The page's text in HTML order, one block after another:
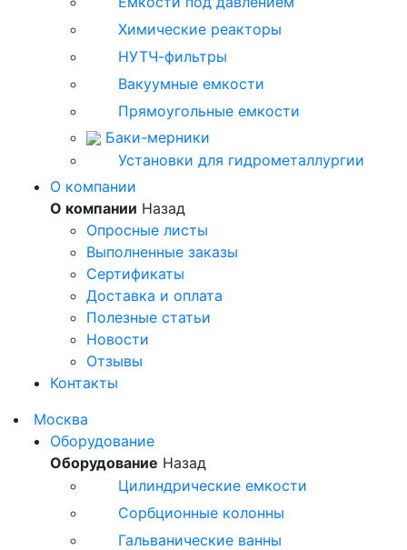
Химические реакторы
НУТЧ-фильтры
Вакуумные емкости
Прямоугольные емкости
Баки-мерники
Установки для гидрометаллургии
О компании
О компании Назад
Опросные листы
Выполненные заказы
Сертификаты
Доставка и оплата
Полезные статьи
Новости
Отзывы
Контакты
Москва
Оборудование
Оборудование Назад
Цилиндрические емкости
Сорбционные колонны
Гальванические ванны